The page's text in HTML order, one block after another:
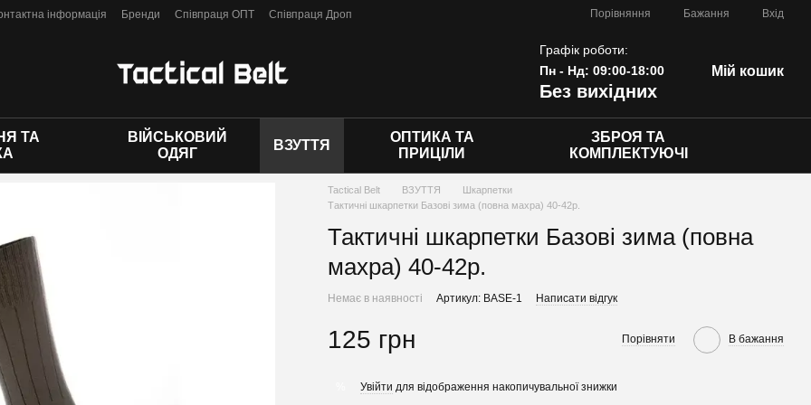
інформація Бренди Співпраця ОПТ
Співпраця Дроп
Порівняння Бажання Вхід
Графік роботи:
Пн - Нд: 09:00-18:00
Без вихідних
Мій кошик
ТА
ВІЙСЬКОВИЙ
ОДЯГ
ВЗУТТЯ
ОПТИКА ТА
ПРИЦІЛИ
ЗБРОЯ ТА
КОМПЛЕКТУЮЧІ
Tactical Belt ВЗУТТЯ
Шкарпетки
Тактичні шкарпетки Базові зима (повна махра) 40-42р.
Тактичні шкарпетки Базові зима (повна
махра) 40-42р.
Немає в наявності Артикул: BASE-1 Написати відгук
125 грн Порівняти В бажання
Увійти для відображення накопичувальної знижки